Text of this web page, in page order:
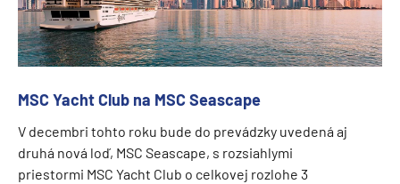
MSC Yacht Club na MSC Seascape
V decembri tohto roku bude do prevádzky uvedená aj
druhá nová loď, MSC Seascape, s rozsiahlymi
priestormi MSC Yacht Club o celkovej rozlohe 3